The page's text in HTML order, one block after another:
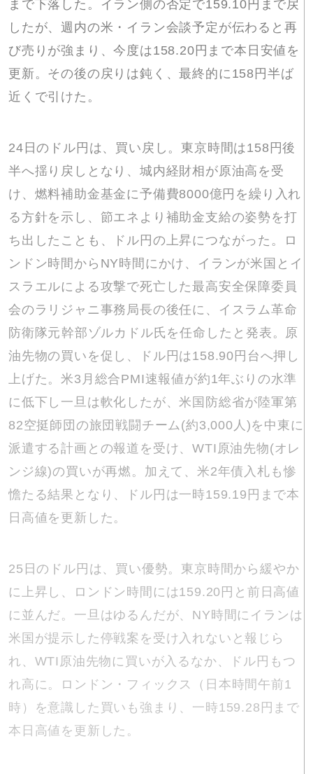
まで下落した。イラン側の否定で159.10円まで戻
したが、週内の米・イラン会談予定が伝わると再
び売りが強まり、今度は158.20円まで本日安値を
更新。その後の戻りは鈍く、最終的に158円半ば
近くで引けた。
24日のドル円は、買い戻し。東京時間は158円後
半へ揺り戻しとなり、城内経財相が原油高を受
け、燃料補助金基金に予備費8000億円を繰り入れ
る方針を示し、節エネより補助金支給の姿勢を打
ち出したことも、ドル円の上昇につながった。ロ
ンドン時間からNY時間にかけ、イランが米国とイ
スラエルによる攻撃で死亡した最高安全保障委員
会​のラリジ​ャニ事務局長の後任に、イスラム革命
防​衛隊​元⁠幹部ゾルカド​ル氏を任​命し⁠たと発表。原
油先物の買いを促し、ドル円は158.90円台へ押し
上げた。米3月総合PMI速報値が約1年ぶりの水準
に低下し一旦は軟化したが、米国防総省が陸軍第
82空挺師団の旅団戦闘チーム(約3,000人)を中東に
派遣する計画との報道を受け、WTI原油先物(オレ
ンジ線)の買いが再燃。加えて、米2年債入札も惨
憺たる結果となり、ドル円は一時159.19円まで本
日高値を更新した。
25日のドル円は、買い優勢。東京時間から緩やか
に上昇し、ロンドン時間には159.20円と前日高値
に並んだ。一旦はゆるんだが、NY時間にイランは
米国が提示した停戦案を受け入れないと報じら
れ、WTI原油先物に買いが入るなか、ドル円もつ
れ高に。ロンドン・フィックス（日本時間午前1
時）を意識した買いも強まり、一時159.28円まで
本日高値を更新した。